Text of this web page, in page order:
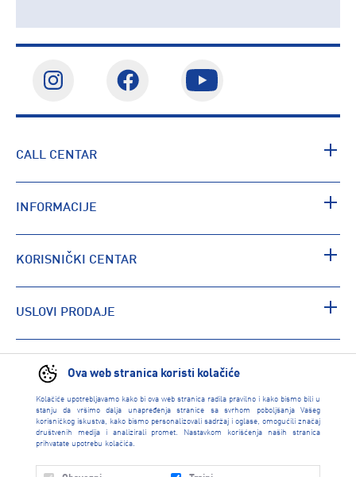
Ova web stranica koristi kolačiće
Kolačiće upotrebljavamo kako bi ova web stranica radila pravilno i kako bismo bili u
stanju da vršimo dalja unapređenja stranice sa svrhom poboljšanja Vašeg
korisničkog iskustva, kako bismo personalizovali sadržaj i oglase, omogućili značaj
društvenih medija i analizirali promet. Nastavkom korišćenja naših stranica
prihvatate upotrebu kolačića.
CALL CENTAR
INFORMACIJE
KORISNIČKI CENTAR
USLOVI PRODAJE
PRONAĐI RADNJU